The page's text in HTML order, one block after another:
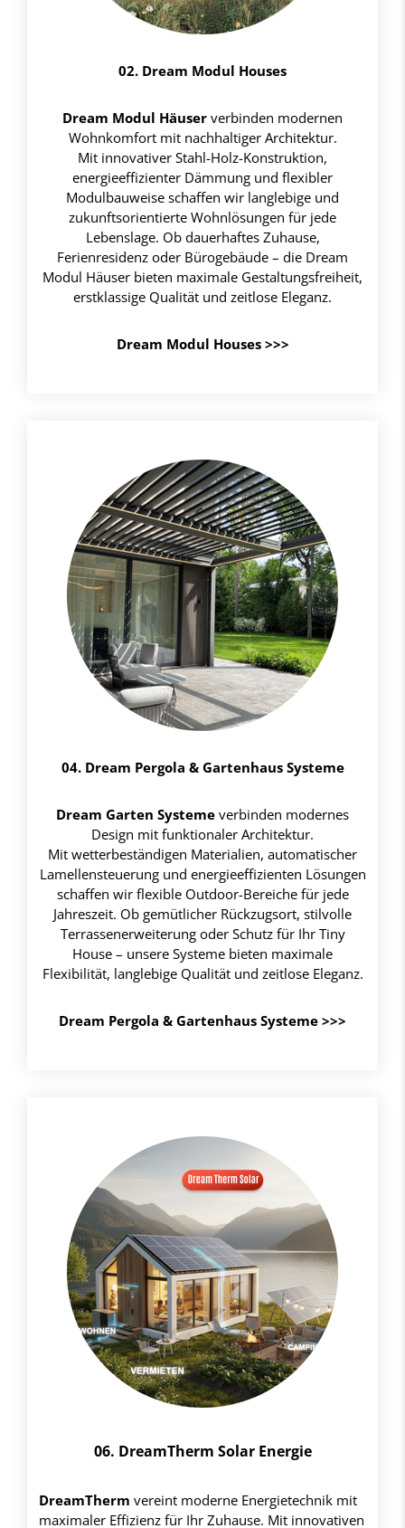
02. Dream Modul Houses
Dream Modul Häuserverbinden modernen
Wohnkomfort mit nachhaltiger Architektur.
Mit innovativer Stahl-Holz-Konstruktion,
energieeffizienter Dämmung und flexibler
Modulbauweise schaffen wir langlebige und
zukunftsorientierte Wohnlösungen für jede
Lebenslage. Ob dauerhaftes Zuhause,
Ferienresidenz oder Bürogebäude – die Dream
Modul Häuser bieten maximale Gestaltungsfreiheit,
erstklassige Qualität und zeitlose Eleganz.
Dream Modul Houses >>>
04. Dream Pergola & Gartenhaus Systeme
Dream Garten Systemeverbinden modernes
Design mit funktionaler Architektur.
Mit wetterbeständigen Materialien, automatischer
Lamellensteuerung und energieeffizienten Lösungen
schaffen wir flexible Outdoor-Bereiche für jede
Jahreszeit. Ob gemütlicher Rückzugsort, stilvolle
Terrassenerweiterung oder Schutz für Ihr Tiny
House – unsere Systeme bieten maximale
Flexibilität, langlebige Qualität und zeitlose Eleganz.
Dream Pergola & Gartenhaus Systeme>>>
06. DreamTherm Solar Energie
DreamTherm vereint moderne Energietechnik mit
maximaler Effizienz für Ihr Zuhause. Mit innovativen